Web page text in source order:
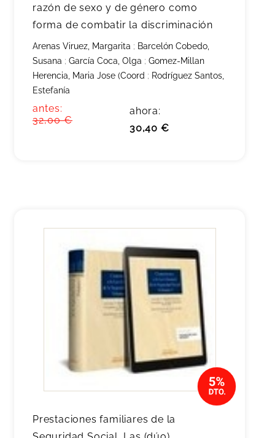
razón de sexo y de género como
forma de combatir la discriminación
Arenas Viruez, Margarita ; Barcelón Cobedo,
Susana ; García Coca, Olga ; Gomez-Millan
Herencia, Maria Jose (Coord ; Rodríguez Santos,
Estefanía
antes:
32,00 €
ahora:
30,40 €
Prestaciones familiares de la